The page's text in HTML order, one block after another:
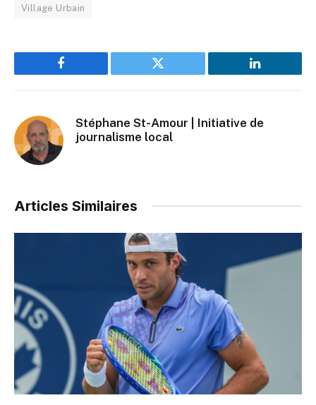
Village Urbain
Facebook Twitter LinkedIn
Stéphane St-Amour | Initiative de
journalisme local
Articles Similaires